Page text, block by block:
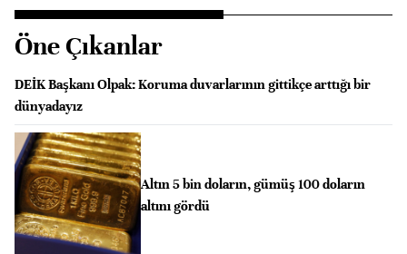
Öne Çıkanlar
DEİK Başkanı Olpak: Koruma duvarlarının gittikçe arttığı bir
dünyadayız
Altın 5 bin doların, gümüş 100 doların
altını gördü